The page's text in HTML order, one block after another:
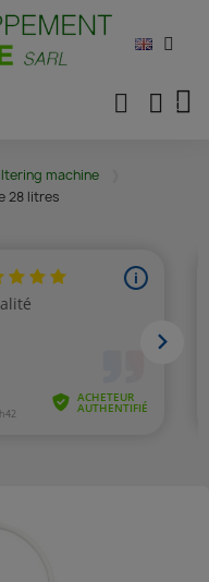
machine
28 litres